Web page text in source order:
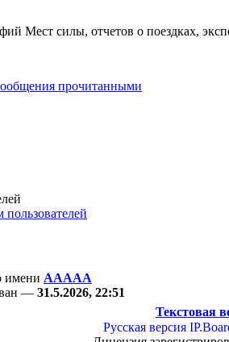
Мест силы, отчетов о поездках,
прочитанными
пользователей
имени ААААА
— 31.5.2026, 22:51
Текстовая
Русская версия